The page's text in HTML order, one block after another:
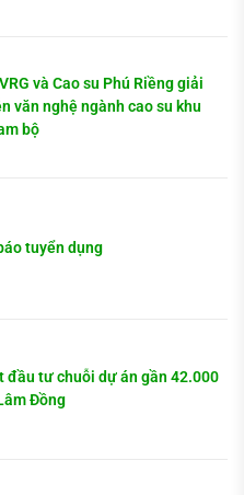
và Cao su Phú Riềng giải
văn nghệ ngành cao su khu
bộ
tuyển dụng
đầu tư chuỗi dự án gần 42.000
Đồng